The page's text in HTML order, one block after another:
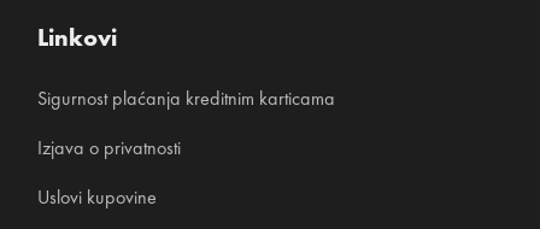
Linkovi
Sigurnost plaćanja kreditnim karticama
Izjava o privatnosti
Uslovi kupovine